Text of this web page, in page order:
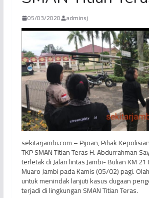
05/03/2020 adminsj
sekitarjambi.com – Pijoan, Pihak
TKP SMAN Titian Teras H. Abdurrahman
terletak di Jalan lintas Jambi- Bulian KM
Muaro Jambi pada Kamis (05/02) pagi.
untuk menindak lanjuti kasus dugaan
terjadi di lingkungan SMAN Titian Teras.